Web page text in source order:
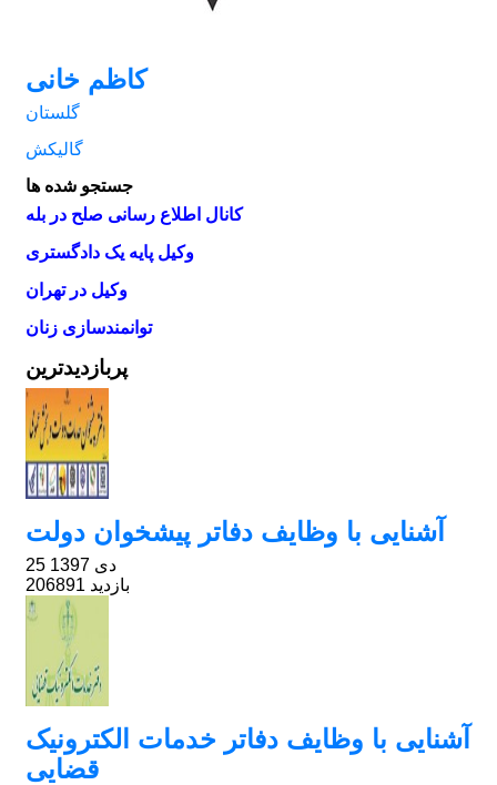
کاظم خانی
گلستان
جستجو شده ها
کانال اطلاع رسانی صلح در بله
وکیل پایه یک دادگستری
وکیل در تهران
توانمندسازی زنان
پربازدیدترین
آشنایی با وظایف دفاتر پیشخوان دولت
25 دی 1397
206891 بازدید
آشنایی با وظایف دفاتر خدمات الکترونیک
قضایی